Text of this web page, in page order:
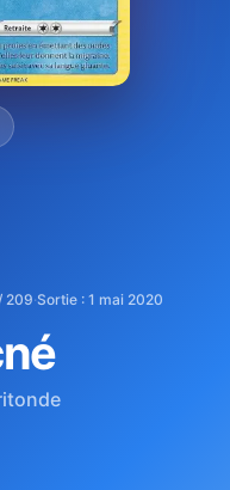
209·Sortie : 1 mai 2020